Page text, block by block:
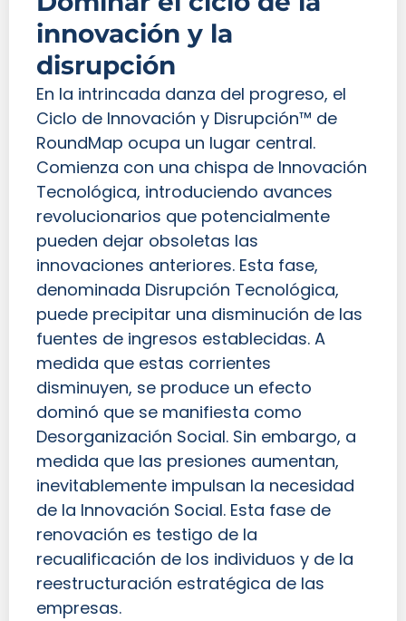
innovación y la
disrupción
En la intrincada danza del progreso, el
Ciclo de Innovación y Disrupción™ de
RoundMap ocupa un lugar central.
Comienza con una chispa de Innovación
Tecnológica, introduciendo avances
revolucionarios que potencialmente
pueden dejar obsoletas las
innovaciones anteriores. Esta fase,
denominada Disrupción Tecnológica,
puede precipitar una disminución de las
fuentes de ingresos establecidas. A
medida que estas corrientes
disminuyen, se produce un efecto
dominó que se manifiesta como
Desorganización Social. Sin embargo, a
medida que las presiones aumentan,
inevitablemente impulsan la necesidad
de la Innovación Social. Esta fase de
renovación es testigo de la
recualificación de los individuos y de la
reestructuración estratégica de las
empresas.